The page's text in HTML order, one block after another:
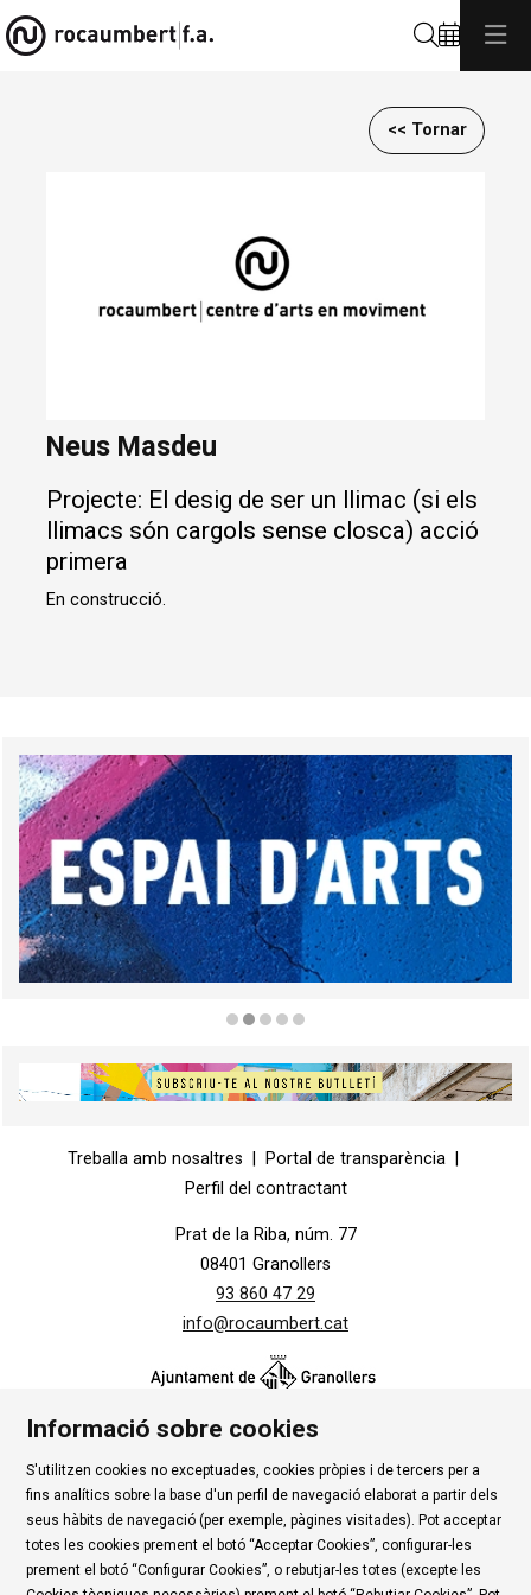
<< Tornar
Diapositiva 1 de 1
Neus Masdeu
Projecte: El desig de ser un llimac (si els
llimacs són cargols sense closca) acció
primera
En construcció.
Treballa amb nosaltres
Portal de transparència
Perfil del contractant
Prat de la Riba, núm. 77
08401 Granollers
93 860 47 29
info@rocaumbert.cat
Contacte | Instància Genèrica | Alta Tercers
|
Ús de Cookies
| Política de privadesa | Avís Legal
|
Condicions d'ús Roca Umbert
Informació sobre cookies
S'utilitzen cookies no exceptuades, cookies pròpies i de tercers per a
fins analítics sobre la base d'un perfil de navegació elaborat a partir dels
seus hàbits de navegació (per exemple, pàgines visitades). Pot acceptar
totes les cookies prement el botó “Acceptar Cookies”, configurar-les
prement el botó “Configurar Cookies”, o rebutjar-les totes (excepte les